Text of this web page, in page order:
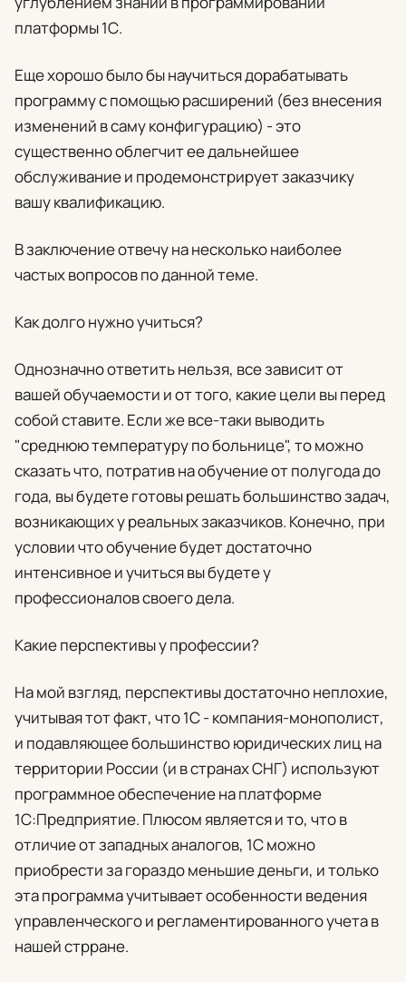
платформы 1С.
Еще хорошо было бы научиться дорабатывать
программу с помощью расширений (без внесения
изменений в саму конфигурацию) - это
существенно облегчит ее дальнейшее
обслуживание и продемонстрирует заказчику
вашу квалификацию.
В заключение отвечу на несколько наиболее
частых вопросов по данной теме.
Как долго нужно учиться?
Однозначно ответить нельзя, все зависит от
вашей обучаемости и от того, какие цели вы перед
собой ставите. Если же все-таки выводить
"среднюю температуру по больнице", то можно
сказать что, потратив на обучение от полугода до
года, вы будете готовы решать большинство задач,
возникающих у реальных заказчиков. Конечно, при
условии что обучение будет достаточно
интенсивное и учиться вы будете у
профессионалов своего дела.
Какие перспективы у профессии?
На мой взгляд, перспективы достаточно неплохие,
учитывая тот факт, что 1С - компания-монополист,
и подавляющее большинство юридических лиц на
территории России (и в странах СНГ) используют
программное обеспечение на платформе
1С:Предприятие. Плюсом является и то, что в
отличие от западных аналогов, 1С можно
приобрести за гораздо меньшие деньги, и только
эта программа учитывает особенности ведения
управленческого и регламентированного учета в
нашей стрране.